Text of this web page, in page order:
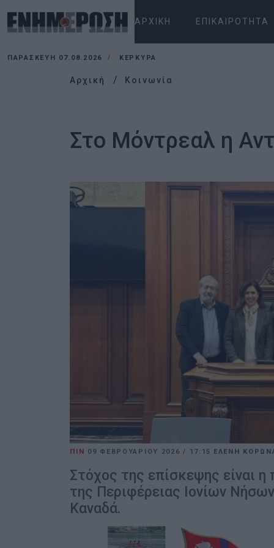
ΑΡΧΙΚΉ ΕΠΙΚΑΙΡΌΤΗΤΑ
ΠΑΡΑΣΚΕΥΉ 07.08.2026 ΚΕΡΚΥΡΑ
Αρχική Κοινωνία
Στο Μόντρεαλ η
ΠΙΝ 09 ΦΕΒΡΟΥΑΡΊΟΥ 2026/ 17:15 ΕΛΕΝΗ
Στόχος της επίσκεψης είναι
της Περιφέρειας Ιονίων
Καναδά.